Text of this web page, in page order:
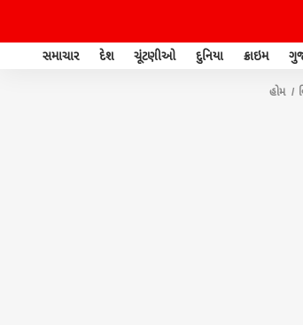
સમાચાર દેશ ચૂંટણીઓ દુનિયા ક્રાઇમ
હોમ